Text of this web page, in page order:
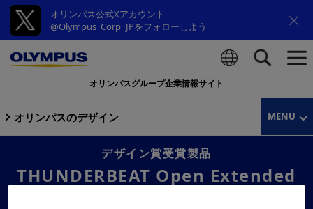
オリンパス公式Xアカウント
@Olympus_Corp_JPをフォローしよう
オリンパスグループ企業情報サイト
オリンパスのデザイン MENU
デザイン賞受賞製品
THUNDERBEAT Open Extended